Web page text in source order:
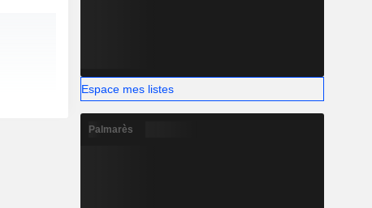
Espace mes listes
Palmarès